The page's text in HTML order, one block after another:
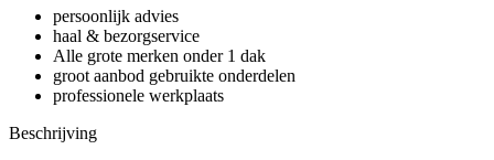
persoonlijk advies
haal & bezorgservice
Alle grote merken onder 1 dak
groot aanbod gebruikte onderdelen
professionele werkplaats
Beschrijving